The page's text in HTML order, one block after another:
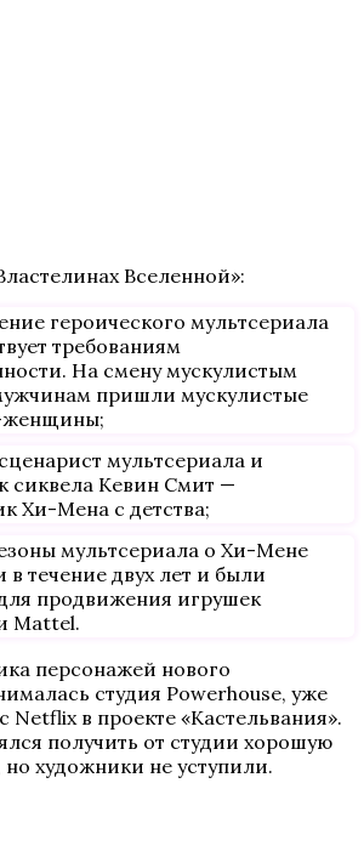
Вселенной»:
героического мультсериала
требованиям
На смену мускулистым
пришли мускулистые
женщины;
мультсериала и
сиквела Кевин Смит —
Хи-Мена с детства;
мультсериала о Хи-Мене
в течение двух лет и были
продвижения игрушек
Mattel.
персонажей нового
студия Powerhouse, уже
Netflix в проекте «Кастельвания».
получить от студии хорошую
но художники не уступили.